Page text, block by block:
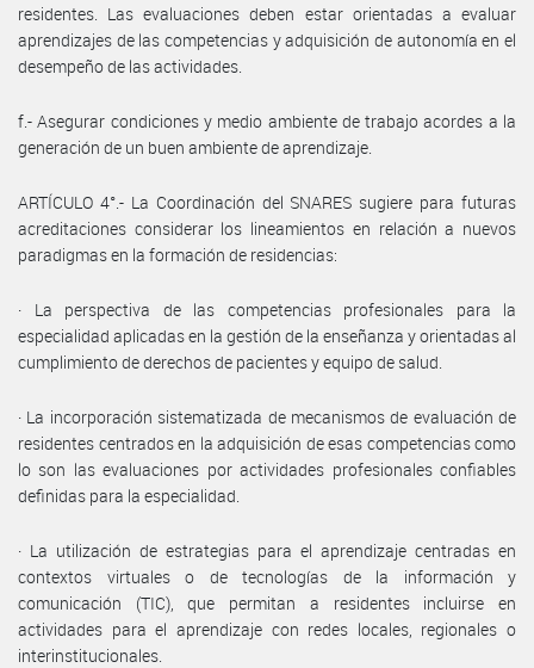
residentes. Las evaluaciones deben estar orientadas a evaluar
aprendizajes de las competencias y adquisición de autonomía en el
desempeño de las actividades.
f.- Asegurar condiciones y medio ambiente de trabajo acordes a la
generación de un buen ambiente de aprendizaje.
ARTÍCULO 4°.- La Coordinación del SNARES sugiere para futuras
acreditaciones considerar los lineamientos en relación a nuevos
paradigmas en la formación de residencias:
· La perspectiva de las competencias profesionales para la
especialidad aplicadas en la gestión de la enseñanza y orientadas al
cumplimiento de derechos de pacientes y equipo de salud.
· La incorporación sistematizada de mecanismos de evaluación de
residentes centrados en la adquisición de esas competencias como
lo son las evaluaciones por actividades profesionales confiables
definidas para la especialidad.
· La utilización de estrategias para el aprendizaje centradas en
contextos virtuales o de tecnologías de la información y
comunicación (TIC), que permitan a residentes incluirse en
actividades para el aprendizaje con redes locales, regionales o
interinstitucionales.